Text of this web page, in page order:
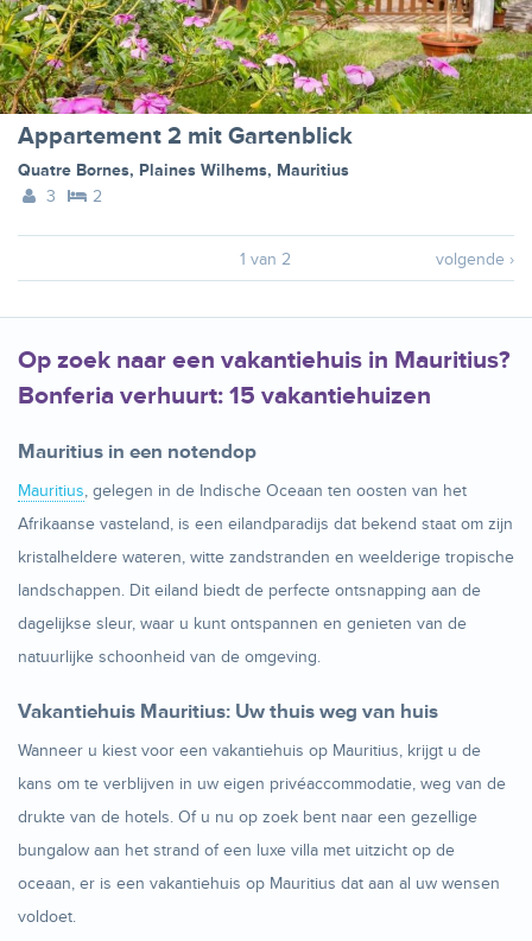
Appartement 2 mit Gartenblick
Quatre Bornes, Plaines Wilhems, Mauritius
3
2
1 van 2 volgende ›
Op zoek naar een vakantiehuis in Mauritius?
Bonferia verhuurt: 15 vakantiehuizen
Mauritius in een notendop
Mauritius, gelegen in de Indische Oceaan ten oosten van het
Afrikaanse vasteland, is een eilandparadijs dat bekend staat om zijn
kristalheldere wateren, witte zandstranden en weelderige tropische
landschappen. Dit eiland biedt de perfecte ontsnapping aan de
dagelijkse sleur, waar u kunt ontspannen en genieten van de
natuurlijke schoonheid van de omgeving.
Vakantiehuis Mauritius: Uw thuis weg van huis
Wanneer u kiest voor een vakantiehuis op Mauritius, krijgt u de
kans om te verblijven in uw eigen privéaccommodatie, weg van de
drukte van de hotels. Of u nu op zoek bent naar een gezellige
bungalow aan het strand of een luxe villa met uitzicht op de
oceaan, er is een vakantiehuis op Mauritius dat aan al uw wensen
voldoet.